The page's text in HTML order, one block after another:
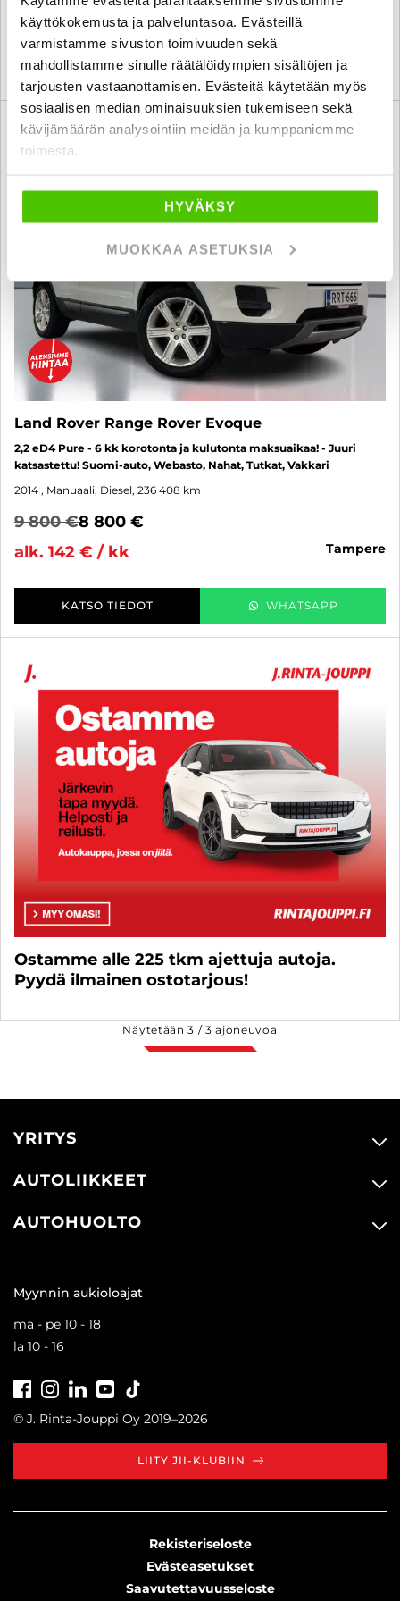
käyttökokemusta ja palveluntasoa. Evästeillä
varmistamme sivuston toimivuuden sekä
mahdollistamme sinulle räätälöidympien sisältöjen ja
tarjousten vastaanottamisen. Evästeitä käytetään myös
sosiaalisen median ominaisuuksien tukemiseen sekä
kävijämäärän analysointiin meidän ja kumppaniemme
toimesta.
HYVÄKSY
MUOKKAA ASETUKSIA
alk. 290 € / kk
KATSO TIEDOT WHATSAPP
6 kk korotonta ja kulutonta
Land Rover Range Rover Evoque
2,2 eD4 Pure - 6 kk korotonta ja kulutonta maksuaikaa! - Juuri
katsastettu! Suomi-auto, Webasto, Nahat, Tutkat, Vakkari
2014 , Manuaali, Diesel, 236 408 km
9 800 €8 800 €
alk. 142 € / kk
tampere
KATSO TIEDOT WHATSAPP
Ostamme alle 225 tkm ajettuja autoja.
Pyydä ilmainen ostotarjous!
Näytetään3 /3 ajoneuvoa
YRITYS
AUTOLIIKKEET
AUTOHUOLTO
Myynnin aukioloajat
ma - pe 10 - 18
la 10 - 16
FacebookInstagramLinkedInYoutube
© J. Rinta-Jouppi Oy 2019–2026
LIITY JII-KLUBIIN
Rekisteriseloste
Evästeasetukset
Saavutettavuusseloste